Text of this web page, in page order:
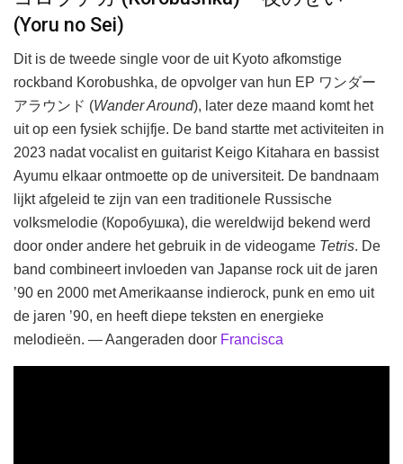
(Yoru no Sei)
Dit is de tweede single voor de uit Kyoto afkomstige
rockband Korobushka, de opvolger van hun EP ワンダー
アラウンド (Wander Around), later deze maand komt het
uit op een fysiek schijfje. De band startte met activiteiten in
2023 nadat vocalist en guitarist Keigo Kitahara en bassist
Ayumu elkaar ontmoette op de universiteit. De bandnaam
lijkt afgeleid te zijn van een traditionele Russische
volksmelodie (Коробушка), die wereldwijd bekend werd
door onder andere het gebruik in de videogame Tetris. De
band combineert invloeden van Japanse rock uit de jaren
’90 en 2000 met Amerikaanse indierock, punk en emo uit
de jaren ’90, en heeft diepe teksten en energieke
melodieën. — Aangeraden door Francisca